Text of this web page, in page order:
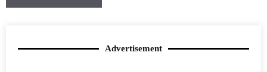
Advertisement